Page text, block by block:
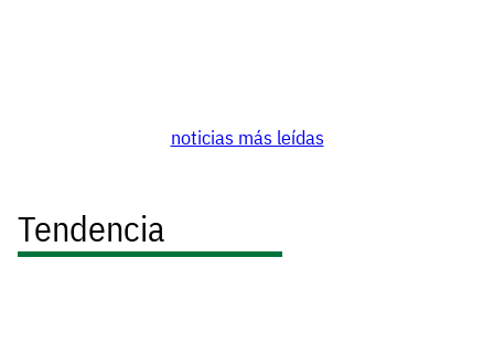
noticias más leídas
Tendencia